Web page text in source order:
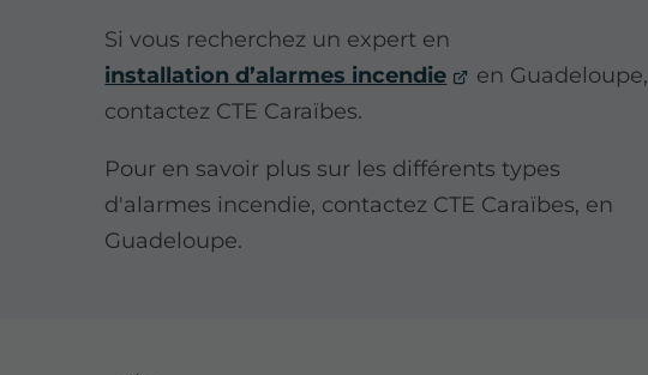
Si vous recherchez un expert en
installation d’alarmes incendie
en Guadeloupe,
contactez CTE Caraïbes.
Pour en savoir plus sur les différents types
d'alarmes incendie, contactez CTE Caraïbes, en
Guadeloupe.